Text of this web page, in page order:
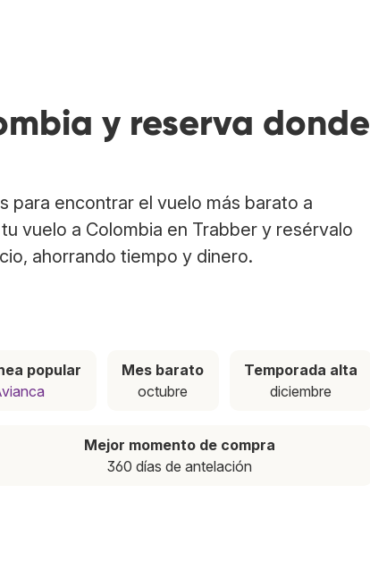
y reserva donde
para encontrar el vuelo más barato a
vuelo a Colombia en Trabber y resérvalo
ahorrando tiempo y dinero.
popular
Mes barato
octubre
Temporada alta
diciembre
Mejor momento de compra
360 días de antelación